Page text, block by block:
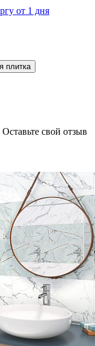
от 1 дня
плитка
свой отзыв